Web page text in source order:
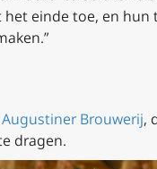
einde toe, en hun
Augustiner Brouwerij,
dragen.